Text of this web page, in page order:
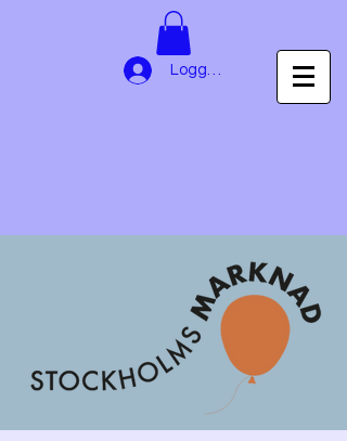
Logga in